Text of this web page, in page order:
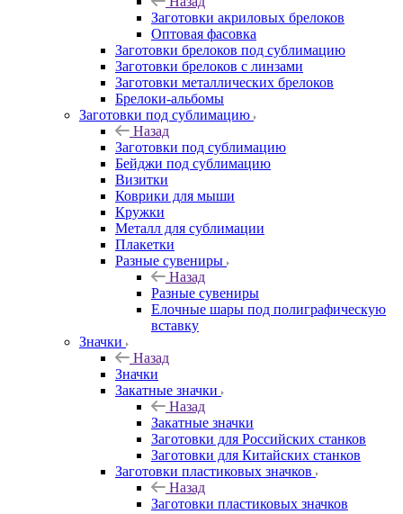
Заготовки акриловых брелоков
Оптовая фасовка
Заготовки брелоков под сублимацию
Заготовки брелоков с линзами
Заготовки металлических брелоков
Брелоки-альбомы
Заготовки под сублимацию
Назад
Заготовки под сублимацию
Бейджи под сублимацию
Визитки
Коврики для мыши
Кружки
Металл для сублимации
Плакетки
Разные сувениры
Назад
Разные сувениры
Елочные шары под полиграфическую
вставку
Значки
Назад
Значки
Закатные значки
Назад
Закатные значки
Заготовки для Российских станков
Заготовки для Китайских станков
Заготовки пластиковых значков
Назад
Заготовки пластиковых значков